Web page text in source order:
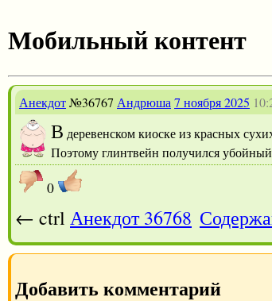
Мобильный контент
Анекдот№36767 Андрюша 7 ноября 2025
В деревенском киоске из красных
Поэтому глинтвейн получился
0
← ctrl Анекдот 36768
Добавить комментарий